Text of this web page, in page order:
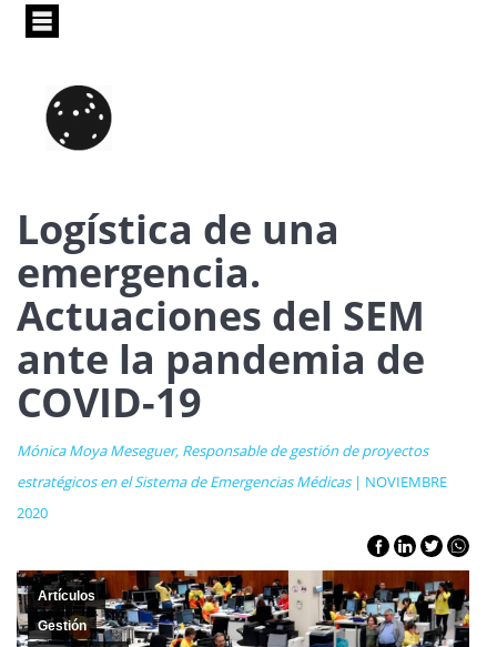
Pasar
principal
Logística de una
emergencia.
Actuaciones del SEM
ante la pandemia de
COVID-19
Mónica Moya Meseguer, Responsable de gestión de proyectos
estratégicos en el Sistema de Emergencias Médicas| NOVIEMBRE
2020
Artículos
Gestión